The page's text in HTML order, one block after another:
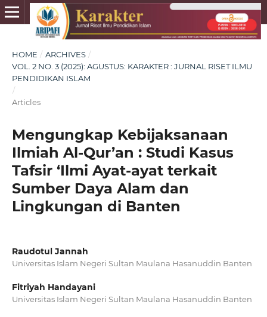
HOME / ARCHIVES /
VOL. 2 NO. 3 (2025): AGUSTUS: KARAKTER : JURNAL RISET ILMU
PENDIDIKAN ISLAM
/
Articles
Mengungkap Kebijaksanaan
Ilmiah Al-Qur’an : Studi Kasus
Tafsir ‘Ilmi Ayat-ayat terkait
Sumber Daya Alam dan
Lingkungan di Banten
Raudotul Jannah
Universitas Islam Negeri Sultan Maulana Hasanuddin Banten
Fitriyah Handayani
Universitas Islam Negeri Sultan Maulana Hasanuddin Banten